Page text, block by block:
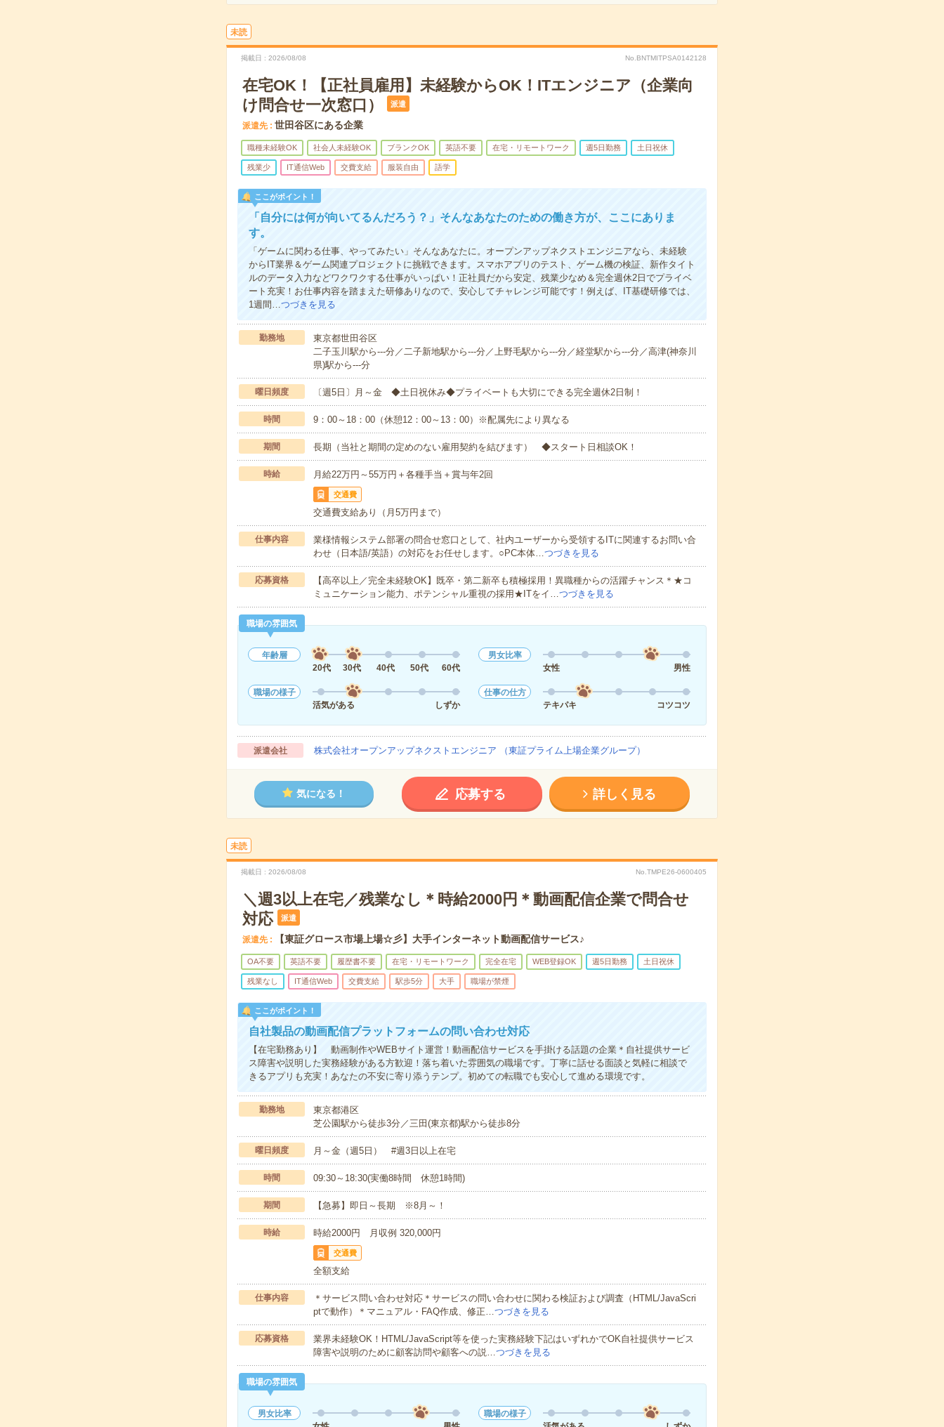
未読
掲載日 2026/08/08 No.BNTMITPSA0142128
在宅OK！【正社員雇用】未経験からOK！ITエンジニア（企業向
け問合せ一次窓口）
派遣
派遣先 世田谷区にある企業
職種未経験OK 社会人未経験OK ブランクOK 英語不要 在宅・リモートワーク 週5日勤務 土日祝休
残業少 IT通信Web 交費支給 服装自由 語学
ここがポイント！
「自分には何が向いてるんだろう？」そんなあなたのための働き方が、ここにありま
す。
「ゲームに関わる仕事、やってみたい」そんなあなたに。オープンアップネクストエンジニアなら、未経験
からIT業界＆ゲーム関連プロジェクトに挑戦できます。スマホアプリのテスト、ゲーム機の検証、新作タイト
ルのデータ入力などワクワクする仕事がいっぱい！正社員だから安定、残業少なめ＆完全週休2日でプライベ
ート充実！お仕事内容を踏まえた研修ありなので、安心してチャレンジ可能です！例えば、IT基礎研修では、
1週間…つづきを見る
勤務地
東京都世田谷区
二子玉川駅から---分／二子新地駅から---分／上野毛駅から---分／経堂駅から---分／高津(神奈川
県)駅から---分
曜日頻度 〔週5日〕月～金 ◆土日祝休み◆プライベートも大切にできる完全週休2日制！
時間 9：00～18：00（休憩12：00～13：00）※配属先により異なる
期間 長期（当社と期間の定めのない雇用契約を結びます） ◆スタート日相談OK！
時給 月給22万円～55万円＋各種手当＋賞与年2回
交通費
交通費支給あり（月5万円まで）
仕事内容
業様情報システム部署の問合せ窓口として、社内ユーザーから受領するITに関連するお問い合
わせ（日本語/英語）の対応をお任せします。○PC本体…つづきを見る
応募資格
【高卒以上／完全未経験OK】既卒・第二新卒も積極採用！異職種からの活躍チャンス＊★コ
ミュニケーション能力、ポテンシャル重視の採用★ITをイ…つづきを見る
職場の雰囲気
年齢層
20代
30代 40代 50代 60代
男女比率
女性
男性
職場の様子
活気がある
しずか
仕事の仕方
テキパキ
コツコツ
派遣会社 株式会社オープンアップネクストエンジニア （東証プライム上場企業グループ）
気になる！ 応募する 詳しく見る
未読
掲載日 2026/08/08 No.TMPE26-0600405
＼週3以上在宅／残業なし＊時給2000円＊動画配信企業で問合せ
対応
派遣
派遣先 【東証グロース市場上場☆彡】大手インターネット動画配信サービス♪
OA不要 英語不要 履歴書不要 在宅・リモートワーク 完全在宅 WEB登録OK 週5日勤務 土日祝休
残業なし IT通信Web 交費支給 駅歩5分 大手 職場が禁煙
ここがポイント！
自社製品の動画配信プラットフォームの問い合わせ対応
【在宅勤務あり】 動画制作やWEBサイト運営！動画配信サービスを手掛ける話題の企業＊自社提供サービ
ス障害や説明した実務経験がある方歓迎！落ち着いた雰囲気の職場です。丁寧に話せる面談と気軽に相談で
きるアプリも充実！あなたの不安に寄り添うテンプ。初めての転職でも安心して進める環境です。
勤務地
東京都港区
芝公園駅から徒歩3分／三田(東京都)駅から徒歩8分
曜日頻度 月～金（週5日） #週3日以上在宅
時間 09:30～18:30(実働8時間 休憩1時間)
期間 【急募】即日～長期 ※8月～！
時給 時給2000円 月収例 320,000円
交通費
全額支給
仕事内容
＊サービス問い合わせ対応＊サービスの問い合わせに関わる検証および調査（HTML/JavaScri
ptで動作）＊マニュアル・FAQ作成、修正…つづきを見る
応募資格
業界未経験OK！HTML/JavaScript等を使った実務経験下記はいずれかでOK自社提供サービス
障害や説明のために顧客訪問や顧客への説…つづきを見る
職場の雰囲気
男女比率
職場の様子